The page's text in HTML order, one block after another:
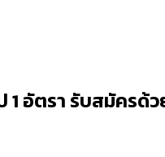
อัตรา รับสมัครด้